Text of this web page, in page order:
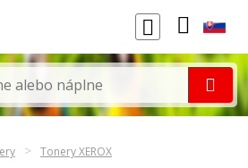
Tonery XEROX